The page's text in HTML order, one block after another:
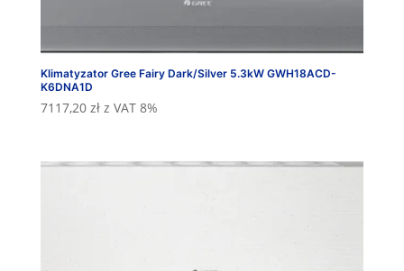
Klimatyzator Gree Fairy Dark/Silver 5.3kW GWH18ACD-
K6DNA1D
7117,20 zł z VAT 8%